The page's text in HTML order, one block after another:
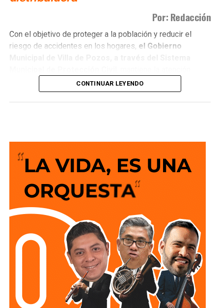
Por: Redacción
Con el objetivo de proteger a la población y reducir el
riesgo de accidentes en los hogares, el Gobierno
reportes por fugas de ga
que registra entre tres y cuatro intervenciones diarias en
distintos sectores del municipio.
60 servicios al mes relacionados con fugas de gas.
recibir un reporte, personal operativo y voluntario
debidamente capacitado acude al domicilio para
controlar la situación mediante el retiro del cilindro
dañado y la liberación segura del gas
eliminar cualquier ri esgo para las familias.
El funcionario señaló que, una vez concluido el
el tanque es devuelto a su propietario
para que pueda acudir con la empresa distribuidora y
CONTINUAR LEYENDO